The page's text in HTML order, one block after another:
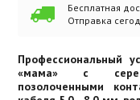
Бесплатная
Отправка
Профессиональный
«мама» с
позолоченными